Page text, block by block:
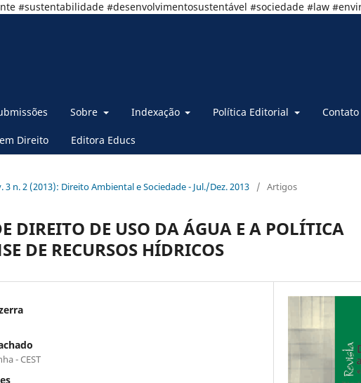
#sustentabilidade #desenvolvimentosustentável #sociedade #law
Sobre Indexação Política Editorial Contato
Direito Editora Educs
3 n. 2 (2013): Direito Ambiental e Sociedade - Jul./Dez. 2013 / Artigos
DIREITO DE USO DA ÁGUA E A POLÍTICA
DE RECURSOS HÍDRICOS
- CEST